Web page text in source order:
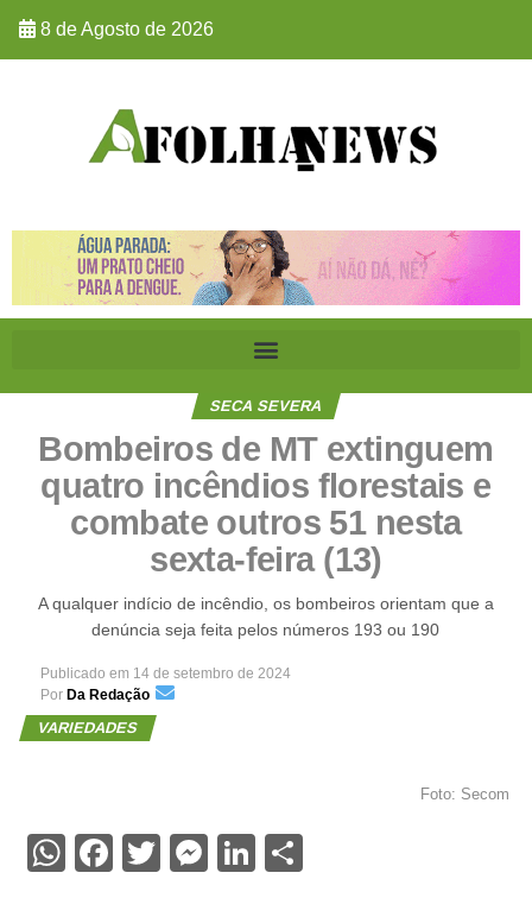
8 de Agosto de 2026
SECA SEVERA
Bombeiros de MT extinguem
quatro incêndios florestais e
combate outros 51 nesta
sexta-feira (13)
A qualquer indício de incêndio, os bombeiros orientam que a
denúncia seja feita pelos números 193 ou 190
Publicado em 14 de setembro de 2024
Por Da Redação
VARIEDADES
Foto: Secom
WhatsApp
Facebook
Twitter
Messenger
LinkedIn
Share